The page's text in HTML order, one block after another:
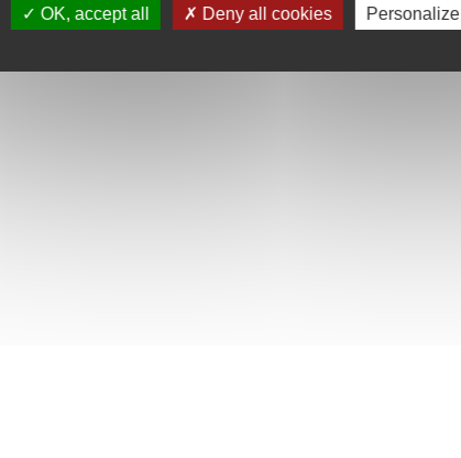
OK, accept all Deny all cookies Personalize